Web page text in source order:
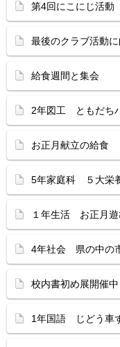
第4回にこにじ活動
最後のクラブ活動
給食週間と集会
2年図工 ともだち
お正月献立の給食
5年家庭科 ５大栄
１年生活 お正月遊
4年社会 県の中の
校内書初め展開催中
1年国語 じどう車